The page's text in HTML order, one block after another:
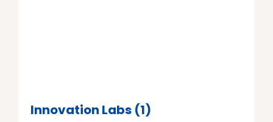
Innovation Labs (1)